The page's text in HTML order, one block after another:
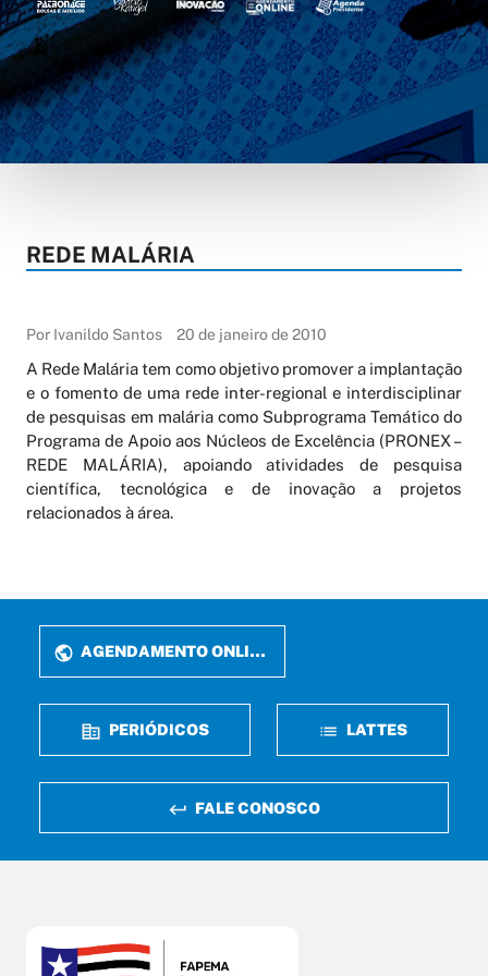
REDE MALÁRIA
Por Ivanildo Santos 20 de janeiro de 2010
A Rede Malária tem como objetivo promover a implantação
e o fomento de uma rede inter-regional e interdisciplinar
de pesquisas em malária como Subprograma Temático do
Programa de Apoio aos Núcleos de Excelência (PRONEX –
REDE MALÁRIA), apoiando atividades de pesquisa
científica, tecnológica e de inovação a projetos
relacionados à área.
AGENDAMENTO ONLINE
PERIÓDICOS LATTES
FALE CONOSCO